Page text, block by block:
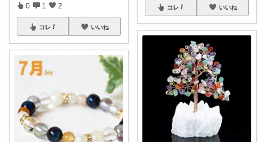
0 1 2
コレ いいね
コレ いいね